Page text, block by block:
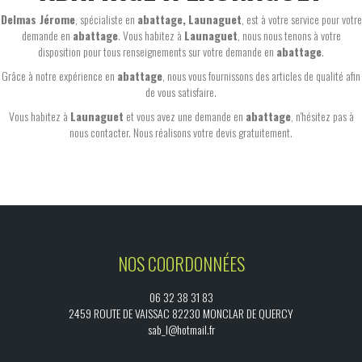
Delmas Jérome, spécialiste en abattage, Launaguet, est à votre service pour votre
demande en abattage. Vous habitez à Launaguet, nous nous tenons à votre
disposition pour tous renseignements sur votre demande en abattage.
Grâce à notre expérience en abattage, nous vous fournissons des articles de qualité afin
de vous satisfaire.
Vous habitez à Launaguet et vous avez une demande en abattage, n'hésitez pas à
nous contacter. Nous réalisons votre devis gratuitement.
NOS COORDONNÉES
06 32 38 31 83
2459 ROUTE DE VAISSAC 82230 MONCLAR DE QUERCY
sab_l@hotmail.fr